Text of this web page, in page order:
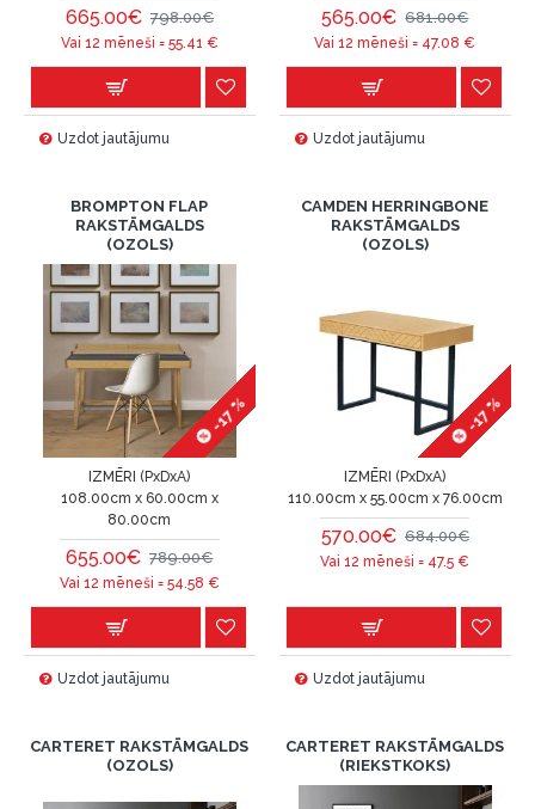
665.00€ 798.00€
Vai 12 mēneši = 55.41 €
Uzdot jautājumu
565.00€ 681.00€
Vai 12 mēneši = 47.08 €
Uzdot jautājumu
BROMPTON FLAP
RAKSTĀMGALDS
(OZOLS)
-17 %
IZMĒRI (PxDxA)
108.00cm x 60.00cm x
80.00cm
655.00€ 789.00€
Vai 12 mēneši = 54.58 €
Uzdot jautājumu
CAMDEN HERRINGBONE
RAKSTĀMGALDS
(OZOLS)
-17 %
IZMĒRI (PxDxA)
110.00cm x 55.00cm x 76.00cm
570.00€ 684.00€
Vai 12 mēneši = 47.5 €
Uzdot jautājumu
CARTERET RAKSTĀMGALDS
(OZOLS)
CARTERET RAKSTĀMGALDS
(RIEKSTKOKS)